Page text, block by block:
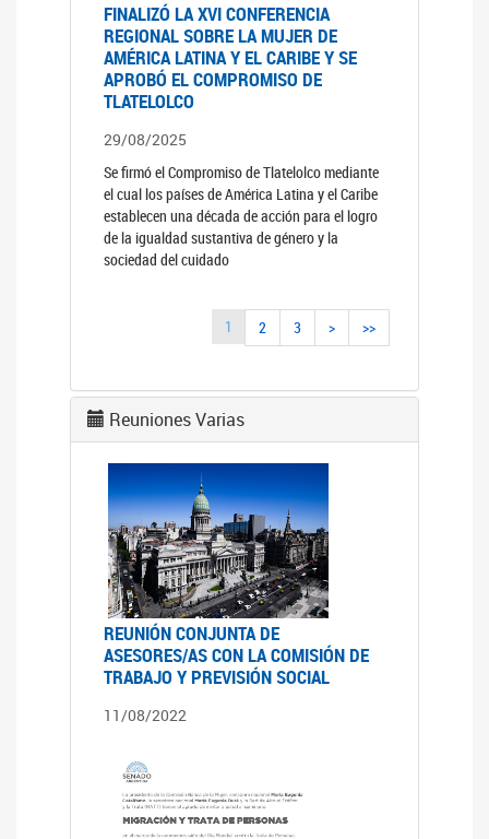
FINALIZÓ LA XVI CONFERENCIA
REGIONAL SOBRE LA MUJER DE
AMÉRICA LATINA Y EL CARIBE Y SE
APROBÓ EL COMPROMISO DE
TLATELOLCO
29/08/2025
Se firmó el Compromiso de Tlatelolco mediante
el cual los países de América Latina y el Caribe
establecen una década de acción para el logro
de la igualdad sustantiva de género y la
sociedad del cuidado
1 2 3 > >>
Reuniones Varias
REUNIÓN CONJUNTA DE
ASESORES/AS CON LA COMISIÓN DE
TRABAJO Y PREVISIÓN SOCIAL
11/08/2022